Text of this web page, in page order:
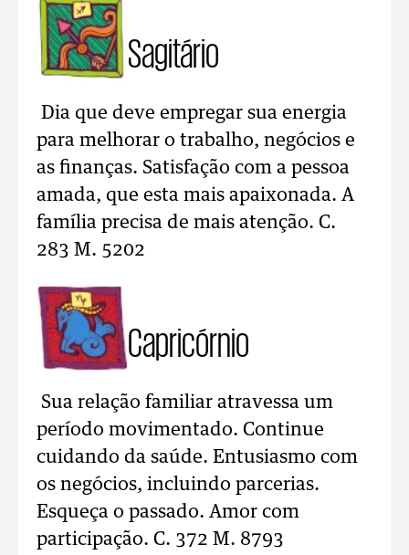
Sagitário
Dia que deve empregar sua energia
para melhorar o trabalho, negócios e
as finanças. Satisfação com a pessoa
amada, que esta mais apaixonada. A
família precisa de mais atenção. C.
283 M. 5202
Capricórnio
Sua relação familiar atravessa um
período movimentado. Continue
cuidando da saúde. Entusiasmo com
os negócios, incluindo parcerias.
Esqueça o passado. Amor com
participação. C. 372 M. 8793